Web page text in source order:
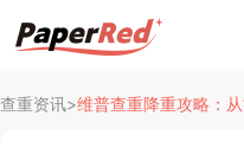
查重资讯>维普查重降重攻略：